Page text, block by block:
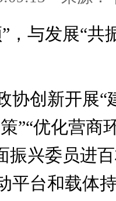
与发展“共
创新开展“
”“优化营商
振兴委员进
平台和载体